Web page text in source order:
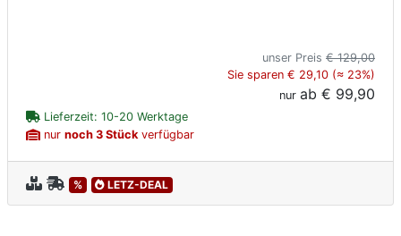
unser Preis € 129,00
Sie sparen € 29,10 (≈ 23%)
nur ab € 99,90
Lieferzeit: 10-20 Werktage
nur noch 3 Stückverfügbar
% LETZ-DEAL